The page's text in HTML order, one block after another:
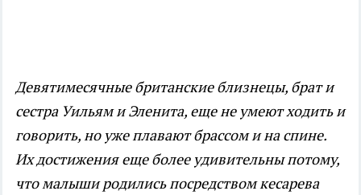
Девятимесячные британские близнецы, брат и
сестра Уильям и Эленита, еще не умеют ходить и
говорить, но уже плавают брассом и на спине.
Их достижения еще более удивительны потому,
что малыши родились посредством кесарева